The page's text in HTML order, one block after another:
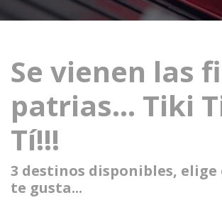
Se vienen las
patrias... Tiki
Tí!!!
3 destinos disponibles, elige
te gusta...